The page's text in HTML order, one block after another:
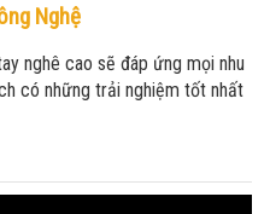
Nghệ
nghê cao sẽ đáp ứng mọi nhu
có những trải nghiệm tốt nhất